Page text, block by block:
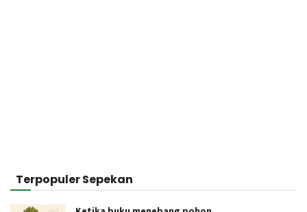
Terpopuler Sepekan